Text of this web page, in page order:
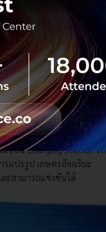
รา?
ส่งผลต่อการทำธุรกิจของผู้
ำตอบว่า
นด์ต่างชาติ 100% ซึ่งเรา
เช่น Charging Station ไป
แปรรูป เกษตรอัจฉริยะ
ะสามารถแข่งขันได้